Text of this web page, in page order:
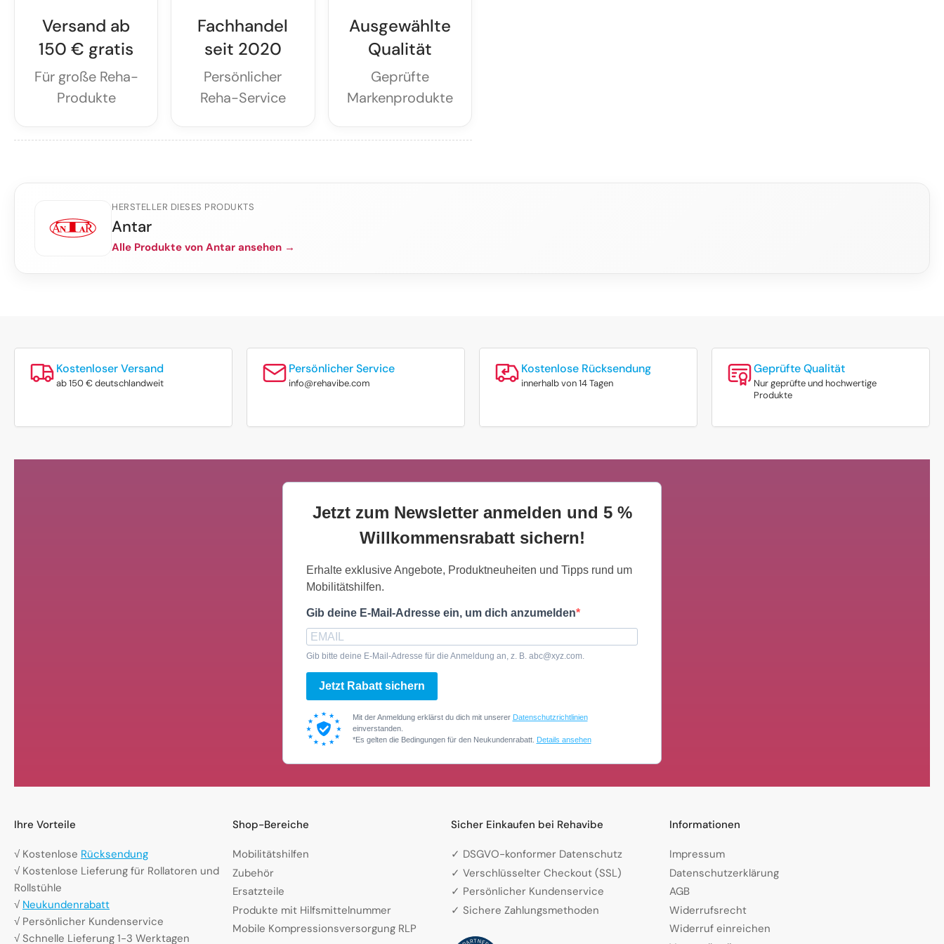
Versand ab
150 € gratis
Für große Reha-
Produkte
Fachhandel
seit 2020
Persönlicher
Reha-Service
Ausgewählte
Qualität
Geprüfte
Markenprodukte
HERSTELLER DIESES PRODUKTS
Antar
Alle Produkte von Antar ansehen →
Kostenloser Versand
ab 150 € deutschlandweit
Persönlicher Service
info@rehavibe.com
Kostenlose Rücksendung
innerhalb von 14 Tagen
Geprüfte Qualität
Nur geprüfte und hochwertige
Produkte
Jetzt zum Newsletter anmelden und 5 %
Willkommensrabatt sichern!
Erhalte exklusive Angebote, Produktneuheiten und Tipps rund um
Mobilitätshilfen.
Gib deine E-Mail-Adresse ein, um dich anzumelden
Gib bitte deine E-Mail-Adresse für die Anmeldung an, z. B. abc@xyz.com.
Jetzt Rabatt sichern
Mit der Anmeldung erklärst du dich mit unserer Datenschutzrichtlinien
einverstanden.
*Es gelten die Bedingungen für den Neukundenrabatt. Details ansehen
Ihre Vorteile
√ Kostenlose Rücksendung
√ Kostenlose Lieferung für Rollatoren und
Rollstühle
√ Neukundenrabatt
√ Persönlicher Kundenservice
√ Schnelle Lieferung 1-3 Werktagen
Shop-Bereiche
Mobilitätshilfen
Zubehör
Ersatzteile
Produkte mit Hilfsmittelnummer
Mobile Kompressionsversorgung RLP
Sicher Einkaufen bei Rehavibe
✓ DSGVO-konformer Datenschutz
✓ Verschlüsselter Checkout (SSL)
✓ Persönlicher Kundenservice
✓ Sichere Zahlungsmethoden
Informationen
Impressum
Datenschutzerklärung
AGB
Widerrufsrecht
Widerruf einreichen